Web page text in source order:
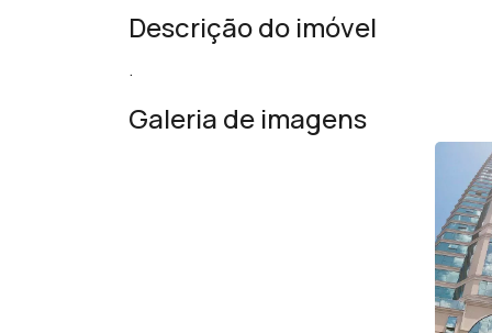
Descrição do imóvel
.
Galeria de imagens